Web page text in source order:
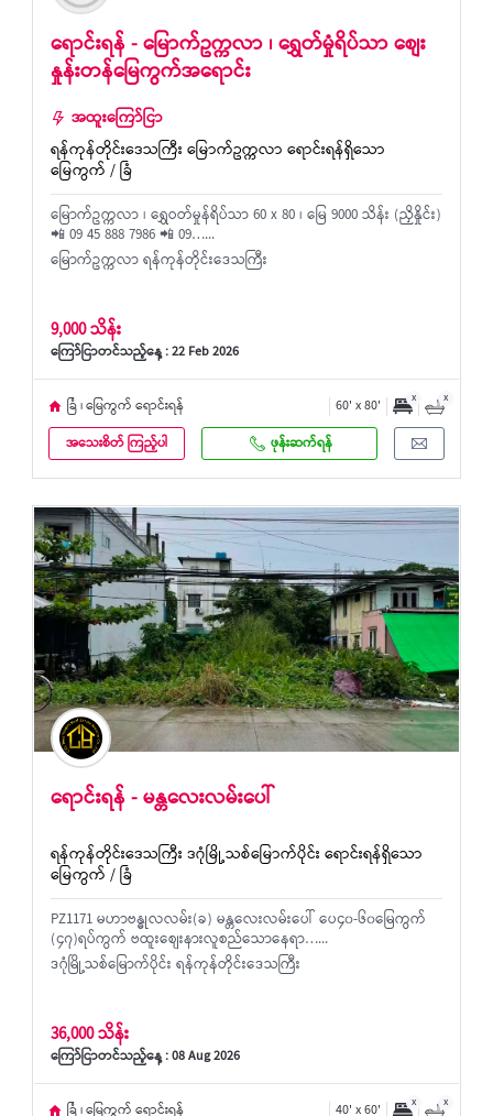
ရောင်းရန် - မြောက်ဥက္ကလာ ၊ ရွှေတ်မှုံရိပ်သာ စျေး
နှုန်းတန်မြေကွက်အရောင်း
အထူးကြော်ငြာ
ရန်ကုန်တိုင်းဒေသကြီး မြောက်ဥက္ကလာ ရောင်းရန်ရှိသော
မြေကွက် / ခြံ
မြောက်ဥက္ကလာ ၊ ရွှေဝတ်မှုန်ရိပ်သာ 60 x 80 ၊ မြေ 9000 သိန်း (ညှိနှိုင်း)
📲 09 45 888 7986 📲 09…...
မြောက်ဥက္ကလာ ရန်ကုန်တိုင်းဒေသကြီး
9,000 သိန်း
ကြော်ငြာတင်သည့်နေ့ : 22 Feb 2026
ခြံ ၊ မြေကွက် ရောင်းရန် 60' x 80' x x
အသေးစိတ် ကြည့်ပါ ဖုန်းဆက်ရန်
ရောင်းရန် - မန္တလေးလမ်းပေါ်
ရန်ကုန်တိုင်းဒေသကြီး ဒဂုံမြို့သစ်မြောက်ပိုင်း ရောင်းရန်ရှိသော
မြေကွက် / ခြံ
PZ1171 မဟာဗန္ဓုလလမ်း(ခ) မန္တလေးလမ်းပေါ် ပေ၄၀-၆၀မြေကွက်
(၄၇)ရပ်ကွက် ဗထူးစျေးနားလူစည်သောနေရာ…...
ဒဂုံမြို့သစ်မြောက်ပိုင်း ရန်ကုန်တိုင်းဒေသကြီး
36,000 သိန်း
ကြော်ငြာတင်သည့်နေ့ : 08 Aug 2026
ခြံ ၊ မြေကွက် ရောင်းရန် 40' x 60' x x